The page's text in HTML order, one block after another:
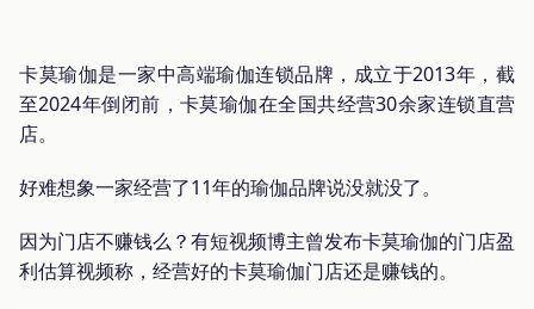
卡莫瑜伽是一家中高端瑜伽连锁品牌，成立于2013年，截
至2024年倒闭前，卡莫瑜伽在全国共经营30余家连锁直营
店。
好难想象一家经营了11年的瑜伽品牌说没就没了。
因为门店不赚钱么？有短视频博主曾发布卡莫瑜伽的门店盈
利估算视频称，经营好的卡莫瑜伽门店还是赚钱的。